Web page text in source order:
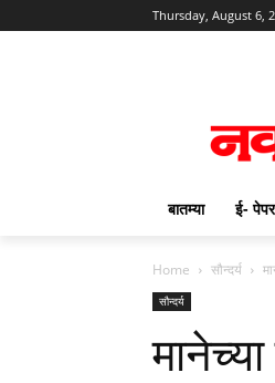
Thursday, August 6,
बातम्या ई- पेपर
Home सौन्दर्य
सौन्दर्य